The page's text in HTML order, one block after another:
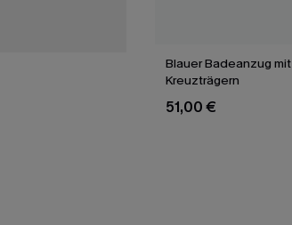
Blauer Badeanzug mit
Kreuzträgern
51,00 €